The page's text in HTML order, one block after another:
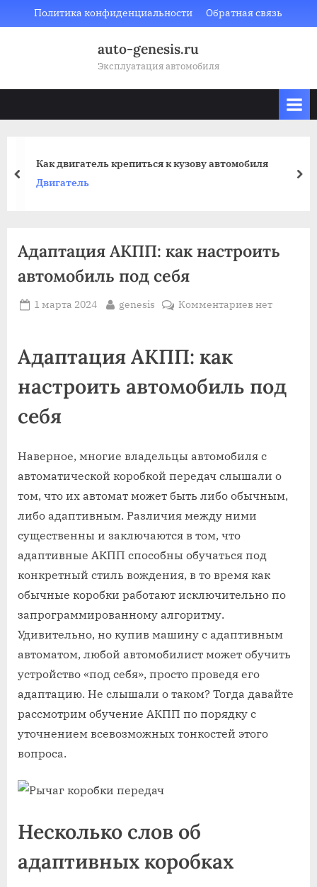
to
Политика конфиденциальности Обратная связь
auto-genesis.ru
Эксплуатация автомобиля
Как двигатель крепиться к кузову автомобиля
Двигатель
prev
Адаптация АКПП: как настроить
автомобиль под себя
Posted
1 марта 2024 By
genesis Комментариевк
настроить
автомобиль
нет
Адаптация АКПП: как
настроить автомобиль под
себя
Наверное, многие владельцы автомобиля с
автоматической коробкой передач слышали о
том, что их автомат может быть либо обычным,
либо адаптивным. Различия между ними
существенны и заключаются в том, что
адаптивные АКПП способны обучаться под
конкретный стиль вождения, в то время как
обычные коробки работают исключительно по
запрограммированному алгоритму.
Удивительно, но купив машину с адаптивным
автоматом, любой автомобилист может обучить
устройство «под себя», просто проведя его
адаптацию. Не слышали о таком? Тогда давайте
рассмотрим обучение АКПП по порядку с
уточнением всевозможных тонкостей этого
вопроса.
Несколько слов об
адаптивных коробках